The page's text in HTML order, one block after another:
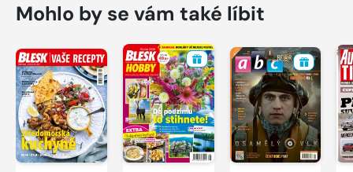
Mohlo by se vám také líbit